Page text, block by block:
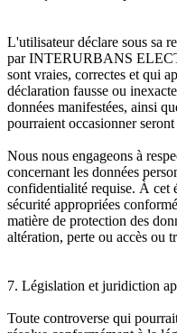
L'utilisateur déclare sous sa
par INTERURBANS
sont vraies, correctes et qui
déclaration fausse ou
données manifestées, ainsi
pourraient occasionner
Nous nous engageons à
concernant les données
confidentialité requise. À cet
sécurité appropriées
matière de protection des
altération, perte ou accès ou
7. Législation et juridiction
Toute controverse qui